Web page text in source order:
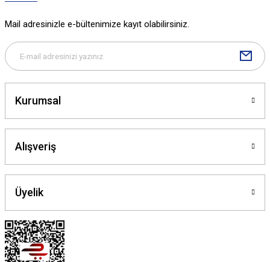
Mail adresinizle e-bültenimize kayıt olabilirsiniz.
Kurumsal
Alışveriş
Üyelik